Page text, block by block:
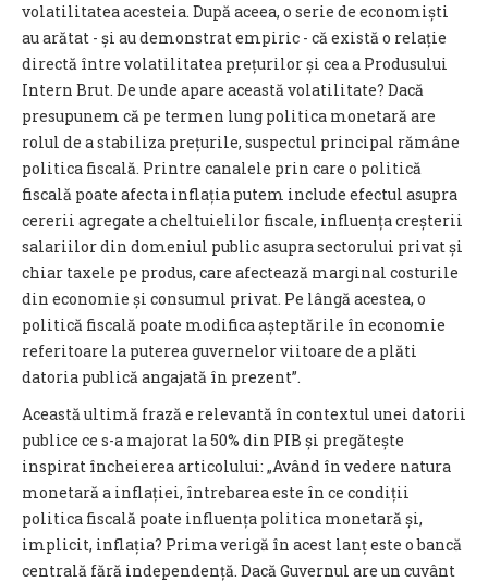
volatilitatea acesteia. După aceea, o serie de economiști
au arătat - și au demonstrat empiric - că există o relație
directă între volatilitatea prețurilor și cea a Produsului
Intern Brut. De unde apare această volatilitate? Dacă
presupunem că pe termen lung politica monetară are
rolul de a stabiliza prețurile, suspectul principal rămâne
politica fiscală. Printre canalele prin care o politică
fiscală poate afecta inflația putem include efectul asupra
cererii agregate a cheltuielilor fiscale, influența creșterii
salariilor din domeniul public asupra sectorului privat și
chiar taxele pe produs, care afectează marginal costurile
din economie și consumul privat. Pe lângă acestea, o
politică fiscală poate modifica așteptările în economie
referitoare la puterea guvernelor viitoare de a plăti
datoria publică angajată în prezent”.
Această ultimă frază e relevantă în contextul unei datorii
publice ce s-a majorat la 50% din PIB și pregătește
inspirat încheierea articolului: „Având în vedere natura
monetară a inflației, întrebarea este în ce condiții
politica fiscală poate influența politica monetară și,
implicit, inflația? Prima verigă în acest lanț este o bancă
centrală fără independență. Dacă Guvernul are un cuvânt